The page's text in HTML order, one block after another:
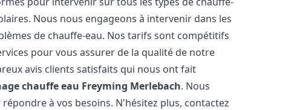
Nous nous engageons à intervenir dans les
de chauffe-eau. Nos tarifs sont compétitifs
pour vous assurer de la qualité de notre
avis clients satisfaits qui nous ont fait
chauffe eau Freyming Merlebach. Nous
à vos besoins. N'hésitez plus, contactez